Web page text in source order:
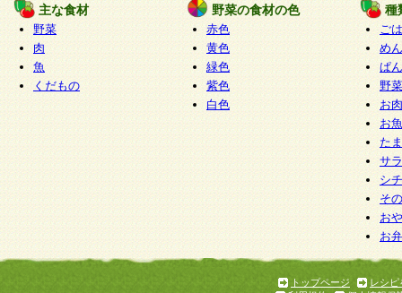
主な食材
野菜
肉
魚
くだもの
野菜の食材の色
赤色
黄色
緑色
紫色
白色
種
ご
めん
ぱん
野
お
お
た
サ
シ
そ
お
お
トップページ
レシピ